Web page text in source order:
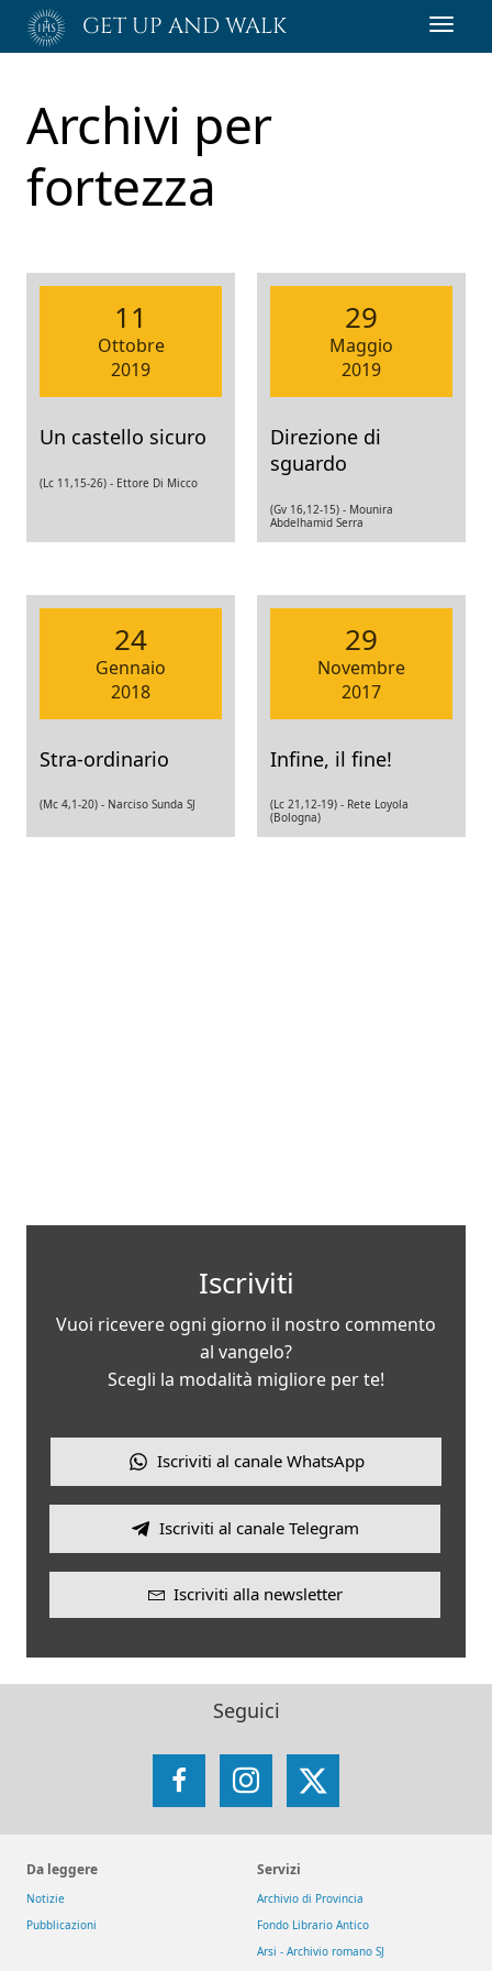
Passa
GET UP AND WALK
Archivi per
fortezza
11
Ottobre
2019
Un castello sicuro
(Lc 11,15-26) - Ettore Di Micco
29
Maggio
2019
Direzione di
sguardo
(Gv 16,12-15) - Mounira
Abdelhamid Serra
24
Gennaio
2018
Stra-ordinario
(Mc 4,1-20) - Narciso Sunda SJ
29
Novembre
2017
Infine, il fine!
(Lc 21,12-19) - Rete Loyola
(Bologna)
Iscriviti
Vuoi ricevere ogni giorno il nostro commento
al vangelo?
Scegli la modalità migliore per te!
Iscriviti al canale WhatsApp
Iscriviti al canale Telegram
Iscriviti alla newsletter
Seguici
FacebookInstagram
X
Da leggere
Notizie
Pubblicazioni
Servizi
Archivio di Provincia
Fondo Librario Antico
Arsi - Archivio romano SJ